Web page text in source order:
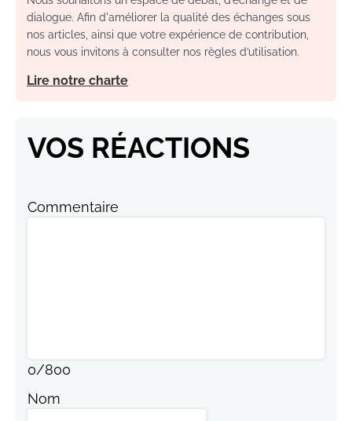
dialogue. Afin d'améliorer la qualité des échanges sous
nos articles, ainsi que votre expérience de contribution,
nous vous invitons à consulter nos règles d’utilisation.
Lire notre charte
VOS RÉACTIONS
Commentaire
0/800
Nom